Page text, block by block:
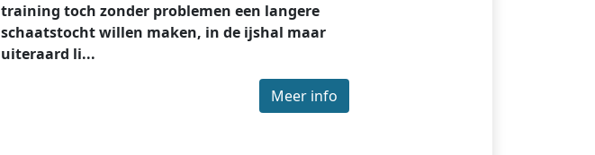
training toch zonder problemen een langere
schaatstocht willen maken, in de ijshal maar
uiteraard li...
Meer info